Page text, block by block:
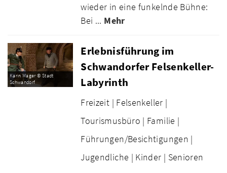
wieder in eine funkelnde Bühne:
Bei ... Mehr
Karin Mager © Stadt
Schwandorf
Erlebnisführung im
Schwandorfer Felsenkeller-
Labyrinth
Freizeit | Felsenkeller |
Tourismusbüro | Familie |
Führungen/Besichtigungen |
Jugendliche | Kinder | Senioren